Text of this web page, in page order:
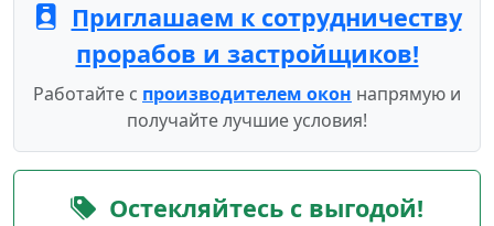
Приглашаем к сотрудничеству
прорабов и застройщиков!
Работайте с производителем окон напрямую и
получайте лучшие условия!
Остекляйтесь с выгодой!